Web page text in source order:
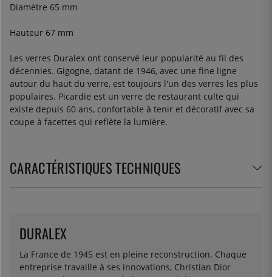
Diamètre 65 mm
Hauteur 67 mm
Les verres Duralex ont conservé leur popularité au fil des
décennies. Gigogne, datant de 1946, avec une fine ligne
autour du haut du verre, est toujours l'un des verres les plus
populaires. Picardie est un verre de restaurant culte qui
existe depuis 60 ans, confortable à tenir et décoratif avec sa
coupe à facettes qui reflète la lumière.
CARACTÉRISTIQUES TECHNIQUES
La France de 1945 est en pleine reconstruction. Chaque
entreprise travaille à ses innovations, Christian Dior
DURALEX